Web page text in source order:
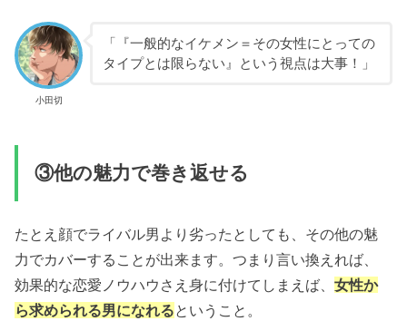
小田切
「『一般的なイケメン＝その女性にとっての
タイプとは限らない』という視点は大事！」
③他の魅力で巻き返せる
たとえ顔でライバル男より劣ったとしても、その他の魅
力でカバーすることが出来ます。つまり言い換えれば、
効果的な恋愛ノウハウさえ身に付けてしまえば、女性か
ら求められる男になれる ということ。